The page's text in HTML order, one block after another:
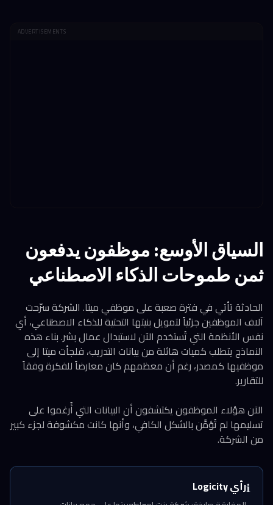
ADVERTISEMENTS
السياق الأوسع: موظفون يدفعون
ثمن طموحات الذكاء الاصطناعي
الحادثة تأتي في فترة صعبة على موظفي ميتا. الشركة سرّحت
آلاف الموظفين جزئياً لتمويل بنيتها التحتية للذكاء الاصطناعي، أي
نفس الأنظمة التي تُستخدم الآن لاستبدال عمال بشر. بناء هذه
النماذج يتطلب كميات هائلة من بيانات التدريب، فلجأت ميتا إلى
موظفيها كمصدر، رغم أن معظمهم كان معارضاً للفكرة وفقاً
للتقارير.
الآن هؤلاء الموظفون يكتشفون أن البيانات التي أُرغموا على
تسليمها لم تُؤمَّن بالشكل الكافي، وأنها كانت مكشوفة لجزء كبير
من الشركة.
ℹ️رأي Logicity